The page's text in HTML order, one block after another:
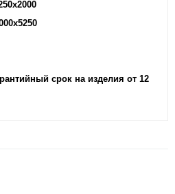
срок на изделия от 12